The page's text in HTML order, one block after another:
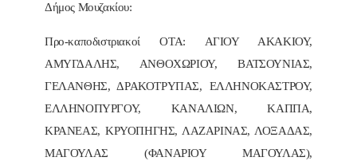
Δήμος Μουζακίου:
Προ-καποδιστριακοί ΟΤΑ: ΑΓΙΟΥ ΑΚΑΚΙΟΥ,
ΑΜΥΓΔΑΛΗΣ, ΑΝΘΟΧΩΡΙΟΥ, ΒΑΤΣΟΥΝΙΑΣ,
ΓΕΛΑΝΘΗΣ, ΔΡΑΚΟΤΡΥΠΑΣ, ΕΛΛΗΝΟΚΑΣΤΡΟΥ,
ΕΛΛΗΝΟΠΥΡΓΟΥ, ΚΑΝΑΛΙΩΝ, ΚΑΠΠΑ,
ΚΡΑΝΕΑΣ, ΚΡΥΟΠΗΓΗΣ, ΛΑΖΑΡΙΝΑΣ, ΛΟΞΑΔΑΣ,
ΜΑΓΟΥΛΑΣ (ΦΑΝΑΡΙΟΥ ΜΑΓΟΥΛΑΣ),